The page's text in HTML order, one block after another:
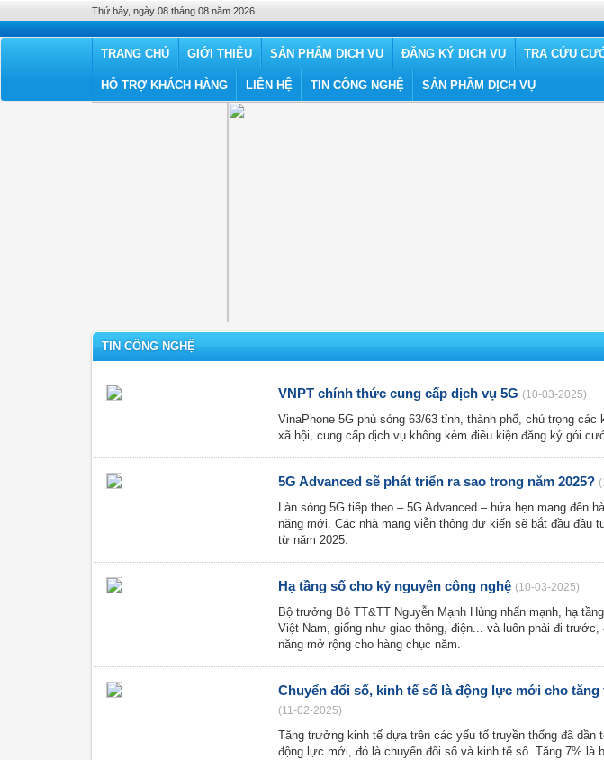
Thứ bảy, ngày 08 tháng 08 năm 2026
TRANG CHỦ GIỚI THIỆU SẢN PHẨM DỊCH VỤ ĐĂNG KÝ DỊCH VỤ TRA CỨU
HỖ TRỢ KHÁCH HÀNG LIÊN HỆ TIN CÔNG NGHỆ SẢN PHẦM DỊCH VỤ
TIN CÔNG NGHỆ
VNPT chính thức cung cấp dịch vụ 5G (10-03-2025)
VinaPhone 5G phủ sóng 63/63 tỉnh, thành phố, chú trọng
xã hội, cung cấp dịch vụ không kèm điều kiện đăng ký gói
5G Advanced sẽ phát triển ra sao trong năm 2025?
Làn sóng 5G tiếp theo – 5G Advanced – hứa hẹn mang đến
năng mới. Các nhà mạng viễn thông dự kiến sẽ bắt đầu đầu
từ năm 2025.
Hạ tầng số cho kỷ nguyên công nghệ (10-03-2025)
Bộ trưởng Bộ TT&TT Nguyễn Mạnh Hùng nhấn mạnh, hạ
Việt Nam, giống như giao thông, điện... và luôn phải đi
năng mở rộng cho hàng chục năm.
Chuyển đổi số, kinh tế số là động lực mới cho
(11-02-2025)
Tăng trưởng kinh tế dựa trên các yếu tố truyền thống đã dần
động lực mới, đó là chuyển đổi số và kinh tế số. Tăng 7% là